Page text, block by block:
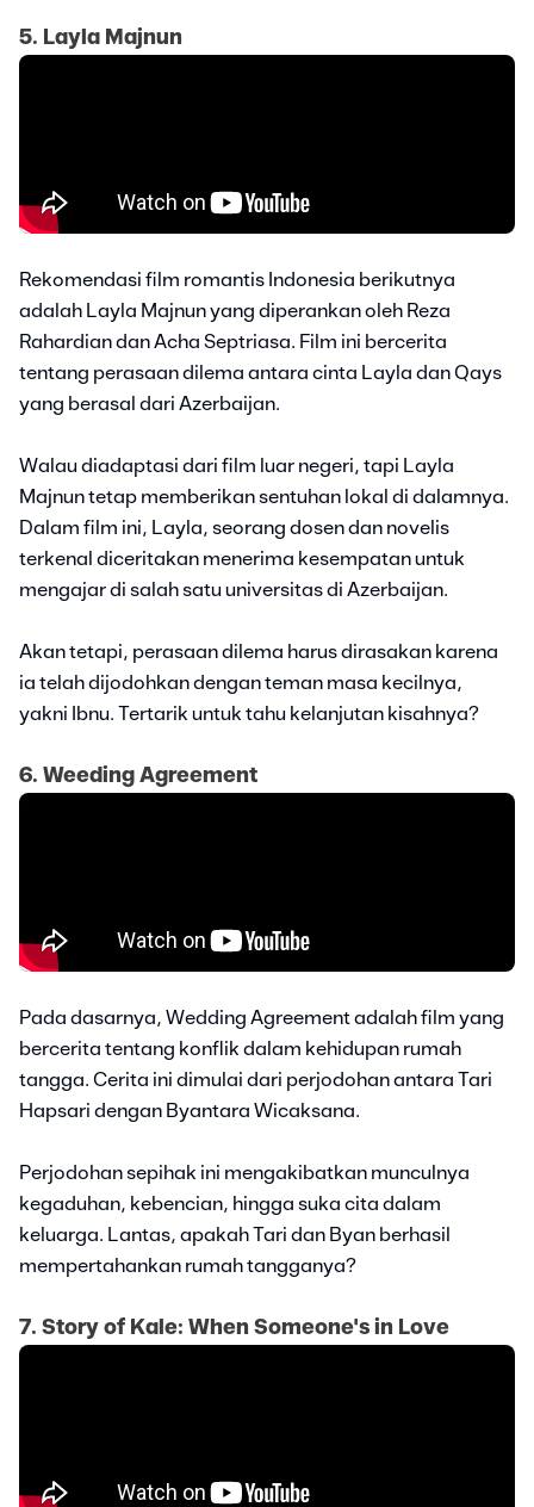
5. Layla Majnun
Rekomendasi film romantis Indonesia berikutnya
adalah Layla Majnun yang diperankan oleh Reza
Rahardian dan Acha Septriasa. Film ini bercerita
tentang perasaan dilema antara cinta Layla dan Qays
yang berasal dari Azerbaijan.
Walau diadaptasi dari film luar negeri, tapi Layla
Majnun tetap memberikan sentuhan lokal di dalamnya.
Dalam film ini, Layla, seorang dosen dan novelis
terkenal diceritakan menerima kesempatan untuk
mengajar di salah satu universitas di Azerbaijan.
Akan tetapi, perasaan dilema harus dirasakan karena
ia telah dijodohkan dengan teman masa kecilnya,
yakni Ibnu. Tertarik untuk tahu kelanjutan kisahnya?
6. Weeding Agreement
Pada dasarnya, Wedding Agreement adalah film yang
bercerita tentang konflik dalam kehidupan rumah
tangga. Cerita ini dimulai dari perjodohan antara Tari
Hapsari dengan Byantara Wicaksana.
Perjodohan sepihak ini mengakibatkan munculnya
kegaduhan, kebencian, hingga suka cita dalam
keluarga. Lantas, apakah Tari dan Byan berhasil
mempertahankan rumah tangganya?
7. Story of Kale: When Someone's in Love